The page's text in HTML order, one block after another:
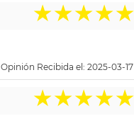
★★★★★
Opinión Recibida el: 2025-03-17
★★★★★